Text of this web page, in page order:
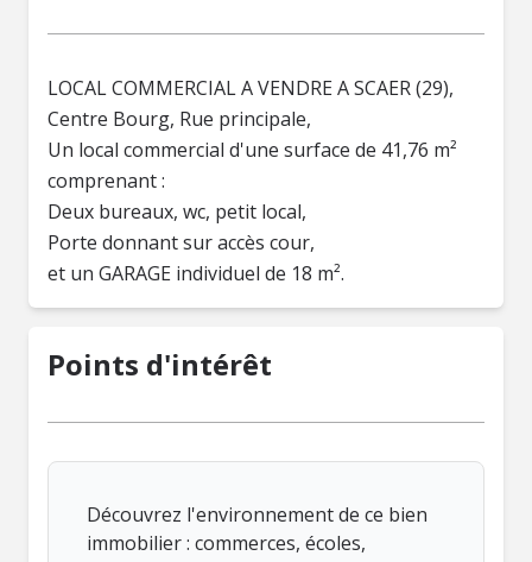
LOCAL COMMERCIAL A VENDRE A SCAER (29),
Centre Bourg, Rue principale,
Un local commercial d'une surface de 41,76 m²
comprenant :
Deux bureaux, wc, petit local,
Porte donnant sur accès cour,
et un GARAGE individuel de 18 m².
Points d'intérêt
Découvrez l'environnement de ce bien
immobilier : commerces, écoles,